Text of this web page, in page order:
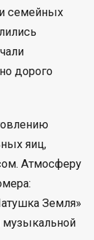
и семейных
дорого
яиц,
Атмосферу
Земля»
музыкальной